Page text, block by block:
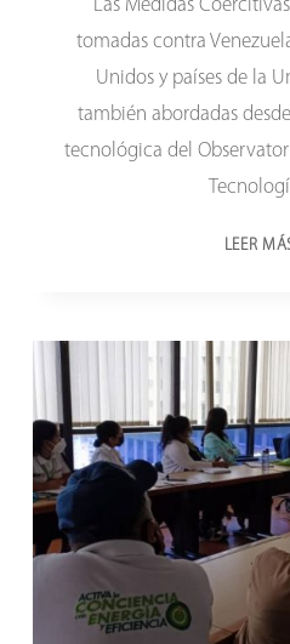
Las Medidas
tomadas contra
Unidos y países de la
también abordadas
tecnológica del
LEER